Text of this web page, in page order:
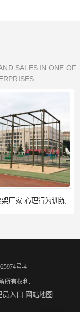
SALES IN ONE OF
号-4
所有权利.
员入口 网站地图